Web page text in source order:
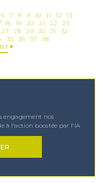
6 7 8 9 10 11 12
13
18 19 20 21 22
23
27 28 29 30 31
32
35 36 37
38
engagement nos
à l'action boostée par l'IA
×